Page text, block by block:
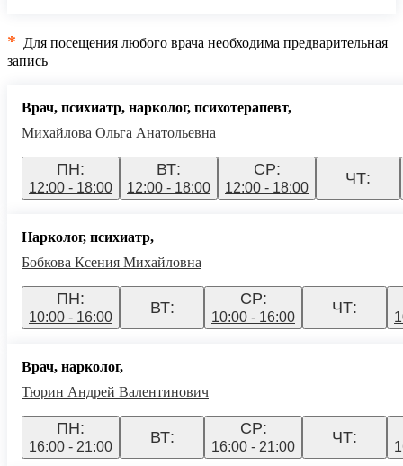
* Для посещения любого врача необходима предварительная
запись
Врач, психиатр, нарколог, психотерапевт,
Михайлова Ольга Анатольевна
ПН:
12:00 - 18:00
ВТ:
12:00 - 18:00
СР:
12:00 - 18:00
ЧТ:
Нарколог, психиатр,
Бобкова Ксения Михайловна
ПН:
10:00 - 16:00
ВТ: СР:
10:00 - 16:00
ЧТ:
Врач, нарколог,
Тюрин Андрей Валентинович
ПН:
16:00 - 21:00
ВТ: СР:
16:00 - 21:00
ЧТ: